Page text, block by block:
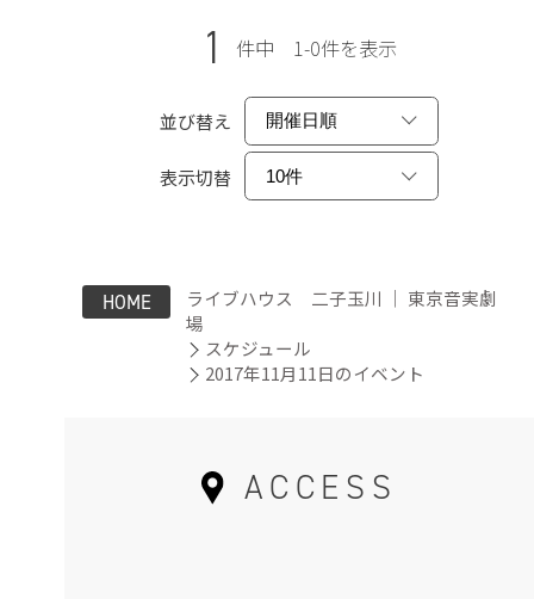
1 件中 1-0件を表示
並び替え
表示切替
HOME
ライブハウス 二子玉川 ｜ 東京音実劇
場
スケジュール
2017年11月11日のイベント
ACCESS